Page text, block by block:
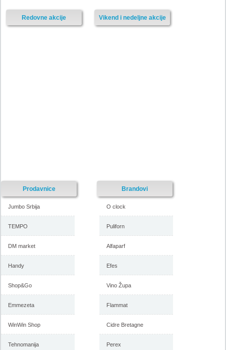
Vikend i nedeljne akcije
Redovne akcije
Prodavnice
Jumbo Srbija
TEMPO
DM market
Handy
Shop&Go
Emmezeta
WinWin Shop
Tehnomanija
Brandovi
O clock
Puliforn
Alfaparf
Efes
Vino Župa
Flammat
Cidre Bretagne
Perex